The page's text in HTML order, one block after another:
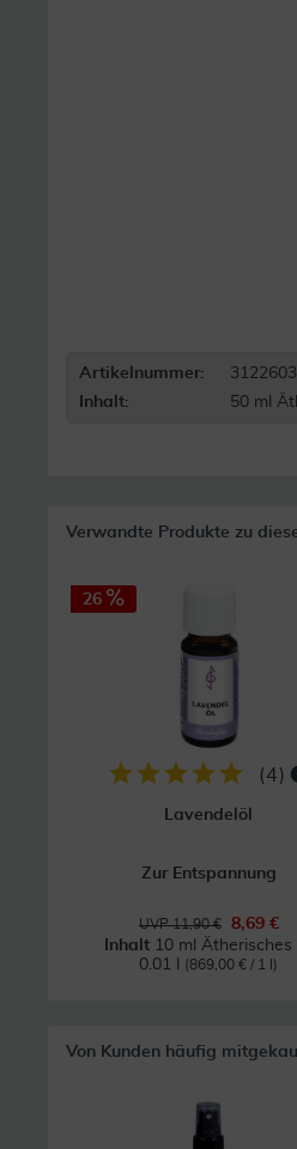
Artikelnummer: 3122603
Inhalt:
50 ml
Verwandte Produkte zu
26
(4)
Lavendelöl
Zur Entspannung
UVP 11,90 €
8,69 €
Inhalt 10 ml Ätherisches
0.01 l
(869,00 € / 1 l)
Von Kunden häufig